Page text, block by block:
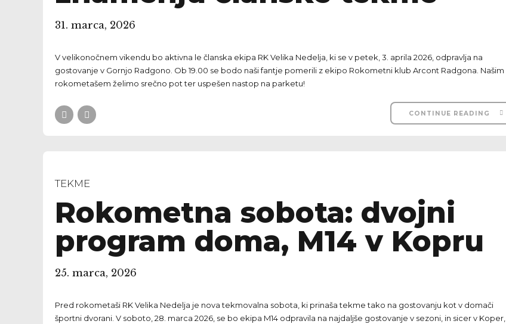
31. marca, 2026
V velikonočnem vikendu bo aktivna le članska ekipa RK Velika Nedelja, ki se v petek, 3. aprila 2026, odpravlja na
gostovanje v Gornjo Radgono. Ob 19.00 se bodo naši fantje pomerili z ekipo Rokometni klub Arcont Radgona. Našim
rokometašem želimo srečno pot ter uspešen nastop na parketu!
CONTINUE READING
TEKME
Rokometna sobota: dvojni
program doma, M14 v Kopru
25. marca, 2026
Pred rokometaši RK Velika Nedelja je nova tekmovalna sobota, ki prinaša tekme tako na gostovanju kot v domači
športni dvorani. V soboto, 28. marca 2026, se bo ekipa M14 odpravila na najdaljše gostovanje v sezoni, in sicer v Koper,